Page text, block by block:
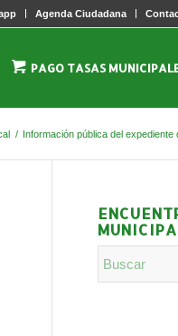
Agenda Ciudadana
PAGO TASAS
/ Información pública del expediente